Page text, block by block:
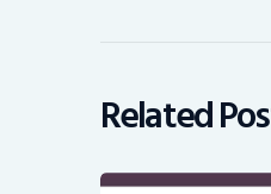
Related